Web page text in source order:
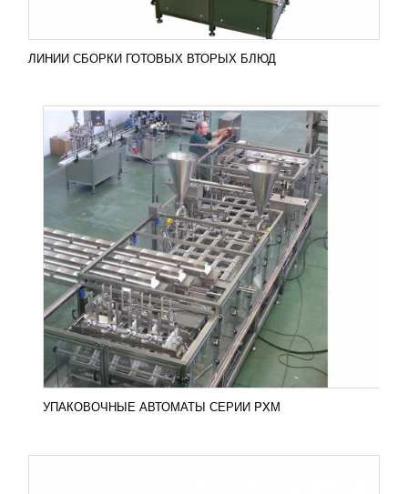
ЛИНИИ СБОРКИ ГОТОВЫХ ВТОРЫХ БЛЮД
УПАКОВОЧНЫЕ АВТОМАТЫ СЕРИИ PXМ
УПАКОВОЧНЫЕ АВТОМАТЫ СЕРИИ PXG-
РАО
УЗНАТЬ ЦЕНУ
Автоматы серии PXG-РАО – это незаменимое
оборудование для упаковки продуктов питания в
лотки разнообразных форм и размеров. Простота
и удобство...
ПОДРОБНЕЕ
Добавить в сравнение